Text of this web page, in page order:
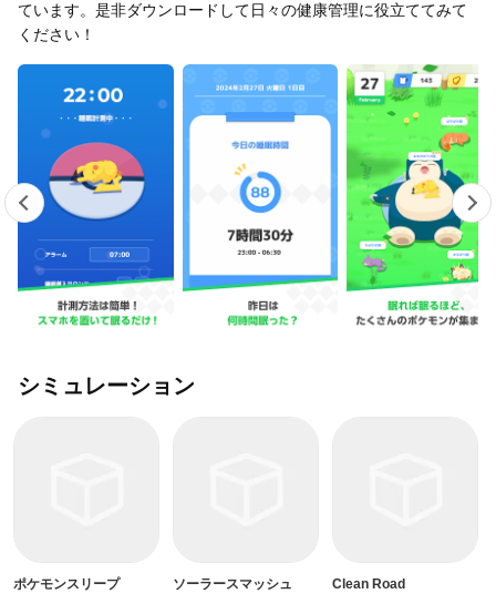
ています。是非ダウンロードして日々の健康管理に役立ててみて
ください！
シミュレーション
ポケモンスリープ
ソーラースマッシュ
Clean Road